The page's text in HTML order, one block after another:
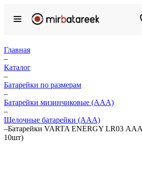
Главная
–
Каталог
–
Батарейки по размерам
–
Батарейки мизинчиковые (ААА)
–
Щелочные батарейки (ААА)
–Батарейки VARTA ENERGY LR03
10шт)